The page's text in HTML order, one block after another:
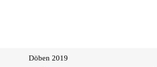
Döben 2019